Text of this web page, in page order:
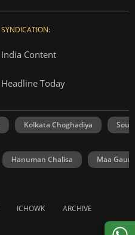
SYNDICATION:
India Content
Headline Today
Kolkata Choghadiya
Hanuman Chalisa Maa Gauri
ICHOWK ARCHIVE